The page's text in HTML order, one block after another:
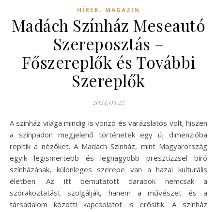
HÍREK, MAGAZIN
Madách Színház Meseautó
Szereposztás –
Főszereplők és További
Szereplők
2024.05.27.
A színház világa mindig is vonzó és varázslatos volt, hiszen
a színpadon megjelenő történetek egy új dimenzióba
repítik a nézőket. A Madách Színház, mint Magyarország
egyik legismertebb és legnagyobb presztízzsel bíró
színházának, különleges szerepe van a hazai kulturális
életben. Az itt bemutatott darabok nemcsak a
szórakoztatást szolgálják, hanem a művészet és a
társadalom közötti kapcsolatot is erősítik. A színház